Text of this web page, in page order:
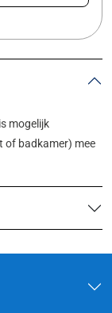
mogelijk
of badkamer) mee